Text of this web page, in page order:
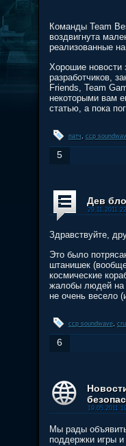
Команды Team
воздвигнута
реализованные
Хорошие новости
разработчиков,
Friends, Team
некоторыми вам
статью, а пока
патч ccp
5
Дев
29.11.2011
Здравствуйте,
Это было
штанишек
космические
жалобы людей на
не очень весело
ccp soundwave,
6
19.05.2011
Мы рады
поддержки игры